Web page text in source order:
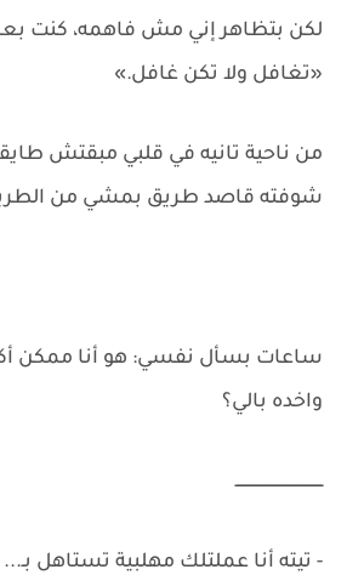
لكن بتظاهر إني مش فاهمه، كنت
«تغافل ولا تكن غافل.»
من ناحية تانيه في قلبي مبقتش
شوفته قاصد طريق بمشي من
ساعات بسأل نفسي: هو أنا ممكن
واخده بالي؟
ــــــــــــــــــــــــــــــــــــ
- تيته أنا عملتلك مهلبية تستاهل بـ...